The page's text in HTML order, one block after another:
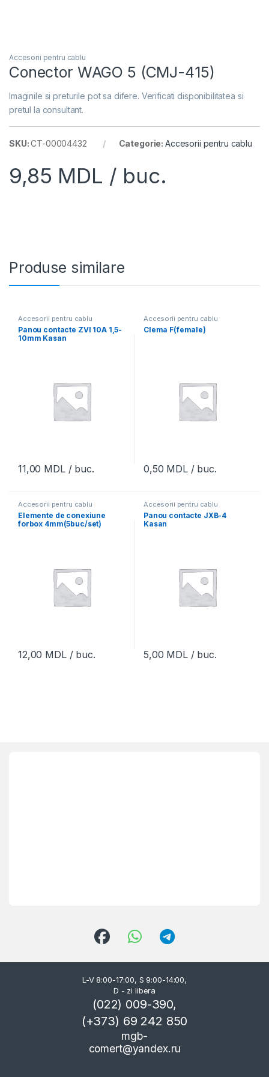
Accesorii pentru cablu
Conector WAGO 5 (CMJ-415)
Imaginile si preturile pot sa difere. Verificati disponibilitatea si
pretul la consultant.
SKU:CT-00004432 Categorie: Accesorii pentru cablu
9,85 MDL / buc.
Produse similare
Accesorii pentru cablu
Panou contacte ZVI 10A 1,5-
10mm Kasan
11,00 MDL/ buc.
Accesorii pentru cablu
Clema F(female)
0,50 MDL/ buc.
Accesorii pentru cablu
Elemente de conexiune
forbox 4mm(5buc/set)
12,00 MDL/ buc.
Accesorii pentru cablu
Panou contacte JXB-4
Kasan
5,00 MDL/ buc.
L-V 8:00-17:00, S 9:00-14:00,
D - zi libera
(022) 009-390,
(+373) 69 242 850
mgb-
comert@yandex.ru